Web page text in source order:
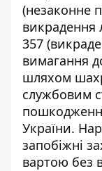
(незаконне
викрадення
357 (
вимагання
шляхом
службовим
України.
запобіжні
вартою без